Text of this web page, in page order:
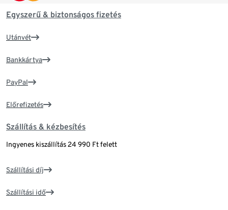
Egyszerű & biztonságos fizetés
Utánvét
Bankkártya
PayPal
Előrefizetés
Szállítás & kézbesítés
Ingyenes kiszállítás 24 990 Ft felett
Szállítási díj
Szállítási idő